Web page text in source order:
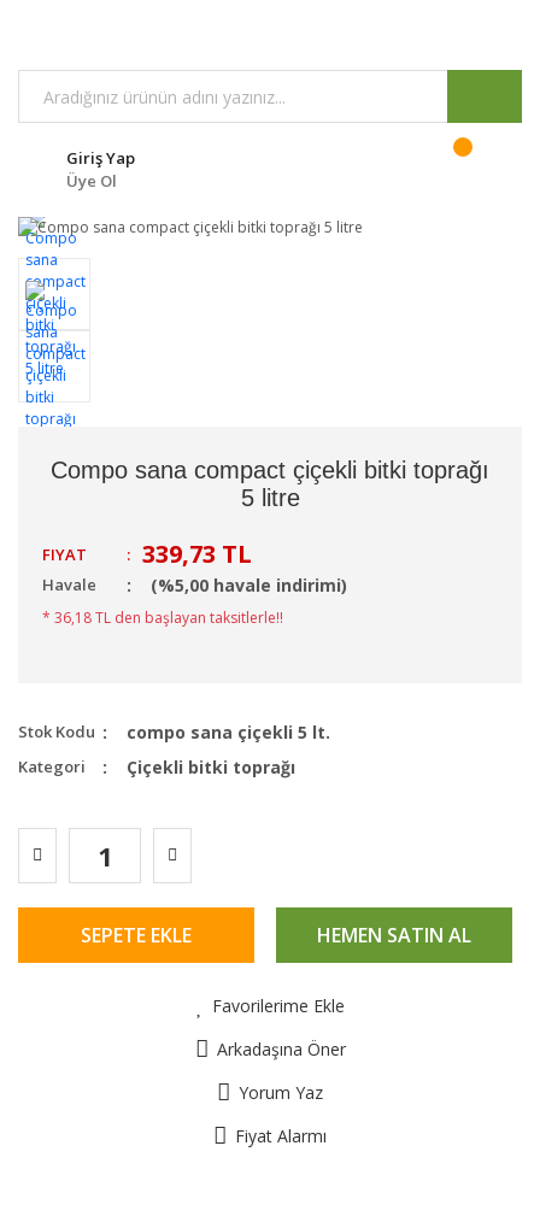
Giriş Yap
Üye Ol
Compo sana compact çiçekli bitki toprağı
5 litre
FIYAT : 339,73 TL
Havale (%5,00 havale indirimi)
* 36,18 TL den başlayan taksitlerle!!
Stok Kodu compo sana çiçekli 5 lt.
Kategori Çiçekli bitki toprağı
SEPETE EKLE HEMEN SATIN AL
Favorilerime Ekle
Arkadaşına Öner
Yorum Yaz
Fiyat Alarmı